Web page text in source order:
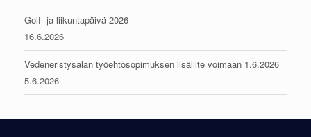
Golf- ja liikuntapäivä 2026
16.6.2026
Vedeneristysalan työehtosopimuksen lisäliite voimaan 1.6.2026
5.6.2026